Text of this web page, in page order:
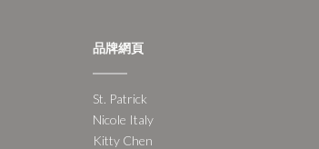
品牌網頁
St. Patrick
Nicole Italy
Kitty Chen